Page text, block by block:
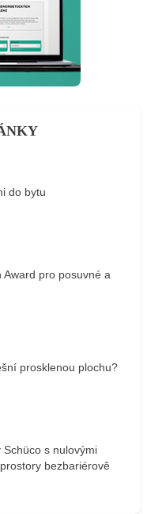
do bytu
pro posuvné a
prosklenou plochu?
s nulovými
bezbariérově